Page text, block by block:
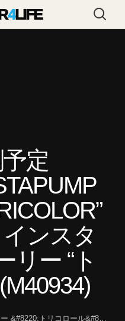
4LIFE
定
ンスタ
リー “ト
&#8220;トリコロール&#8…